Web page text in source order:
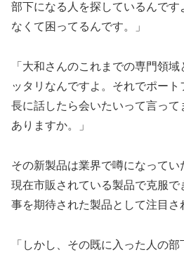
部下になる人を探しているんで
なくて困ってるんです。」
「大和さんのこれまでの専門領
ッタリなんですよ。それでポー
長に話したら会いたいって言っ
ありますか。」
その新製品は業界で噂になってい
現在市販されている製品で克服で
事を期待された製品として注目さ
「しかし、その既に入った人の